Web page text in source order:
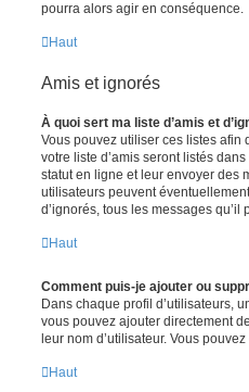
pourra alors agir en conséquence.
Haut
Amis et ignorés
À quoi sert ma liste d’amis et
Vous pouvez utiliser ces listes afin
votre liste d’amis seront listés
statut en ligne et leur envoyer des
utilisateurs peuvent
d’ignorés, tous les messages
Haut
Comment puis-je ajouter ou
Dans chaque profil d’utilisateurs,
vous pouvez ajouter directement
leur nom d’utilisateur. Vous
Haut